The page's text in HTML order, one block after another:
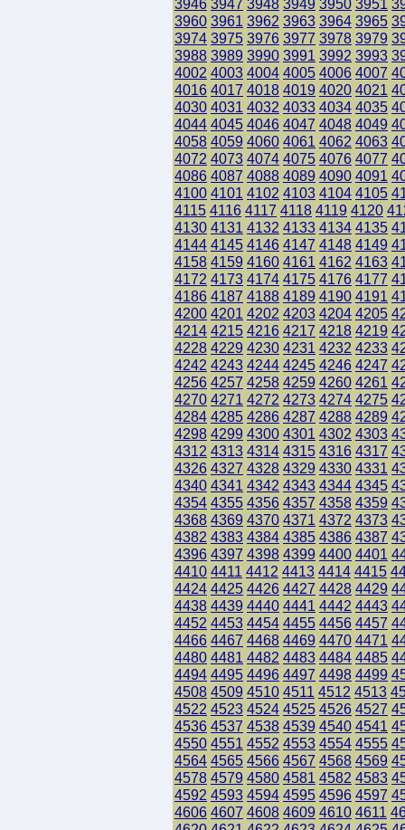
3946 3947 3948 3949 3950 3951
3960 3961 3962 3963 3964 3965
3974 3975 3976 3977 3978 3979
3988 3989 3990 3991 3992 3993
4002 4003 4004 4005 4006 4007
4016 4017 4018 4019 4020 4021
4030 4031 4032 4033 4034 4035
4044 4045 4046 4047 4048 4049
4058 4059 4060 4061 4062 4063
4072 4073 4074 4075 4076 4077
4086 4087 4088 4089 4090 4091
4100 4101 4102 4103 4104 4105
4115 4116 4117 4118 4119 4120
4130 4131 4132 4133 4134 4135
4144 4145 4146 4147 4148 4149
4158 4159 4160 4161 4162 4163
4172 4173 4174 4175 4176 4177
4186 4187 4188 4189 4190 4191
4200 4201 4202 4203 4204 4205
4214 4215 4216 4217 4218 4219
4228 4229 4230 4231 4232 4233
4242 4243 4244 4245 4246 4247
4256 4257 4258 4259 4260 4261
4270 4271 4272 4273 4274 4275
4284 4285 4286 4287 4288 4289
4298 4299 4300 4301 4302 4303
4312 4313 4314 4315 4316 4317
4326 4327 4328 4329 4330 4331
4340 4341 4342 4343 4344 4345
4354 4355 4356 4357 4358 4359
4368 4369 4370 4371 4372 4373
4382 4383 4384 4385 4386 4387
4396 4397 4398 4399 4400 4401
4410 4411 4412 4413 4414 4415
4424 4425 4426 4427 4428 4429
4438 4439 4440 4441 4442 4443
4452 4453 4454 4455 4456 4457
4466 4467 4468 4469 4470 4471
4480 4481 4482 4483 4484 4485
4494 4495 4496 4497 4498 4499
4508 4509 4510 4511 4512 4513
4522 4523 4524 4525 4526 4527
4536 4537 4538 4539 4540 4541
4550 4551 4552 4553 4554 4555
4564 4565 4566 4567 4568 4569
4578 4579 4580 4581 4582 4583
4592 4593 4594 4595 4596 4597
4606 4607 4608 4609 4610 4611